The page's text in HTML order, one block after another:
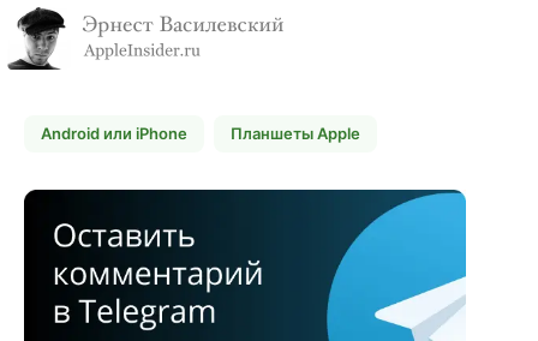
Android или iPhone Планшеты Apple